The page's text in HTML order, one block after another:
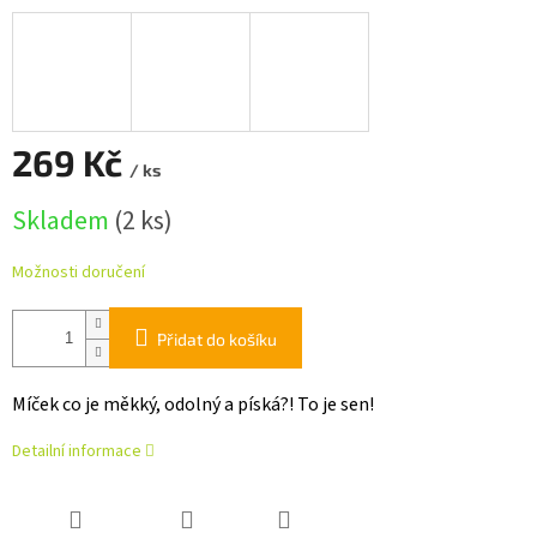
269 Kč / ks
cena:
Skladem (2 ks)
Možnosti doručení
Přidat do košíku
Míček co je měkký, odolný a píská?! To je sen!
Detailní informace